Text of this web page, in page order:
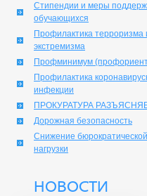
Стипендии и меры
обучающихся
Профилактика терроризма
экстремизма
Профминимум
Профилактика
инфекции
ПРОКУРАТУРА
Дорожная безопасность
Снижение бюрократической
нагрузки
НОВОСТИ